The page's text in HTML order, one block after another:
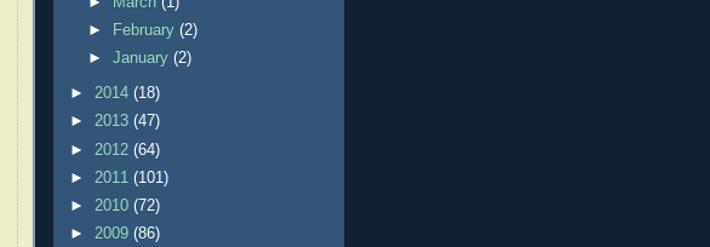
►
February(2)
►January(2)
► 2014 (18)
► 2013 (47)
► 2012 (64)
► 2011 (101)
► 2010 (72)
► 2009 (86)